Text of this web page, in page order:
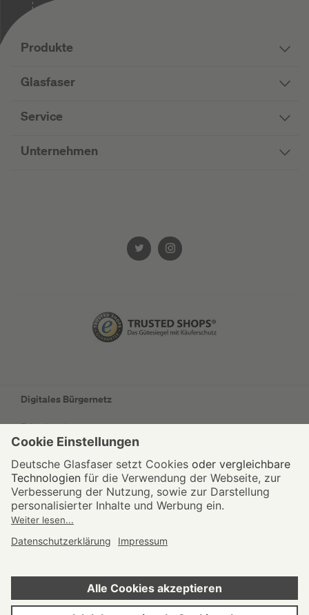
Produkte
Glasfaser
Service
Unternehmen
Digitales Bürgernetz
Privatkunden
Wohnungswirtschaft
Kommunen
Netzausbau
Impressum